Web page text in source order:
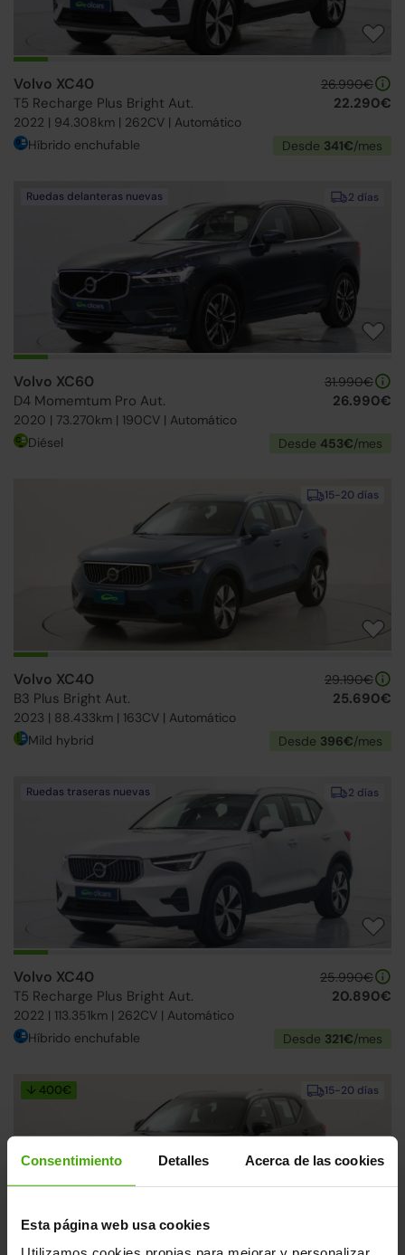
Consentimiento Detalles Acerca de las cookies
Esta página web usa cookies
Volvo XC40
T5 Recharge Plus Bright Aut.
2022 | 94.308km | 262CV | Automático
26.990€
22.290€
Híbrido enchufable Desde 341€/mes
2 días
Ruedas delanteras nuevas
Volvo XC60
D4 Momemtum Pro Aut.
2020 | 73.270km | 190CV | Automático
31.990€
26.990€
Diésel Desde 453€/mes
15-20 días
Volvo XC40
B3 Plus Bright Aut.
2023 | 88.433km | 163CV | Automático
29.190€
25.690€
Mild hybrid Desde 396€/mes
2 días
Ruedas traseras nuevas
Volvo XC40
T5 Recharge Plus Bright Aut.
2022 | 113.351km | 262CV | Automático
25.990€
20.890€
Híbrido enchufable Desde 321€/mes
15-20 días
↓ 400€